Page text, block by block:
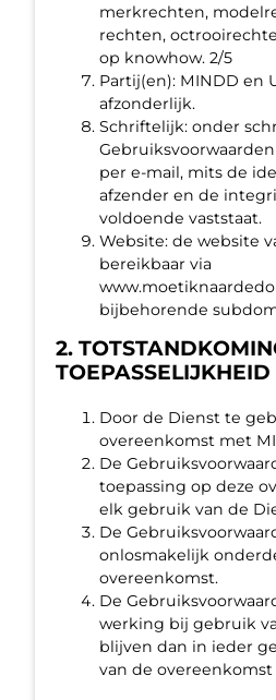
merkrechten,
rechten,
op knowhow. 2/5
Partij(en): MINDD en
afzonderlijk.
Schriftelijk: onder
per e-mail, mits de
afzender en de
voldoende vaststaat.
Website: de website
bereikbaar via
bijbehorende
2.
TOEPASSELIJKHEID
Door de Dienst te
overeenkomst met
De
toepassing op deze
elk gebruik van de
De
onlosmakelijk
overeenkomst.
De
werking bij gebruik
blijven dan in ieder
van de overeenkomst